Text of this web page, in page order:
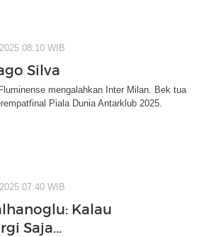
08:10 WIB
Silva
mengalahkan Inter Milan. Bek tua
Piala Dunia Antarklub 2025.
07:40 WIB
Kalau
Saja...